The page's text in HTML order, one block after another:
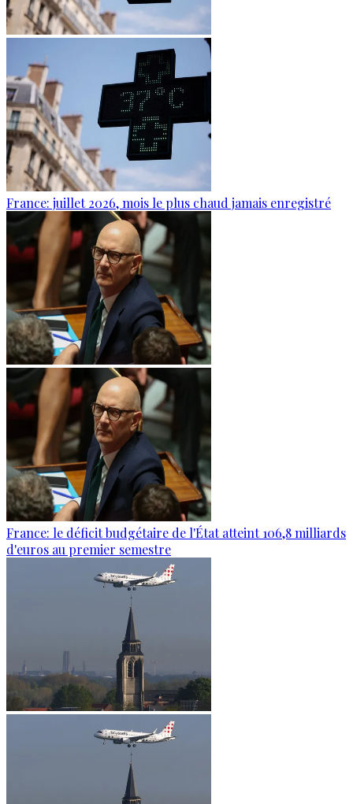
France: juillet 2026, mois le plus chaud jamais enregistré
France: le déficit budgétaire de l'État atteint 106,8 milliards
d'euros au premier semestre